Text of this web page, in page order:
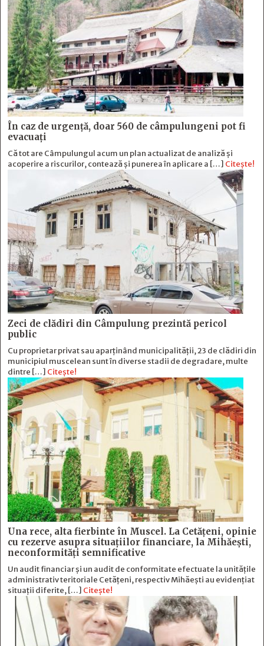
În caz de urgență, doar 560 de câmpulungeni pot fi
evacuați
Că tot are Câmpulungul acum un plan actualizat de analiză și
acoperire a riscurilor, contează și punerea în aplicare a […] Citește!
Zeci de clădiri din Câmpulung prezintă pericol
public
Cu proprietar privat sau aparținând municipalității, 23 de clădiri din
municipiul muscelean sunt în diverse stadii de degradare, multe
dintre […] Citește!
Una rece, alta fierbinte în Muscel. La Cetăţeni, opinie
cu rezerve asupra situaţiilor financiare, la Mihăeşti,
neconformităţi semnificative
Un audit financiar și un audit de conformitate efectuate la unitățile
administrativ teritoriale Cetățeni, respectiv Mihăești au evidențiat
situații diferite, […] Citește!